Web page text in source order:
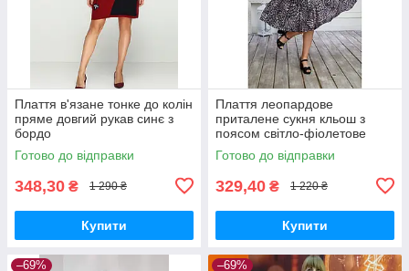
Плаття в'язане тонке до колін
пряме довгий рукав синє з
бордо
Готово до відправки
348,30 ₴ 1 290 ₴
Купити
Плаття леопардове
приталене сукня кльош з
поясом світло-фіолетове
Готово до відправки
329,40 ₴ 1 220 ₴
Купити
–69% –69%